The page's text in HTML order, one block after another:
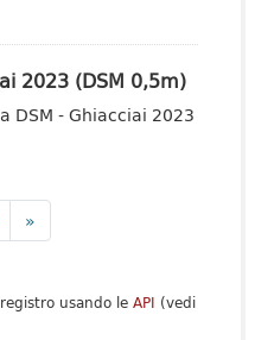
2023 (DSM 0,5m)
DSM - Ghiacciai 2023
»
usando le API (vedi